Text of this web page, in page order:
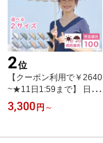
2位
【クーポン利用で￥2640
~★11日1:59まで】 日傘
完全遮光 長傘 フリル
（選べる2サイズ）遮光
ト 晴雨兼用 8本骨 傘 軽
3,300 円 ～